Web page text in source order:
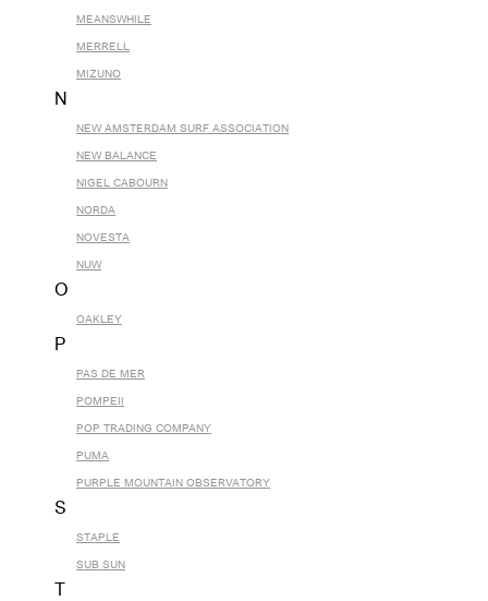
MEANSWHILE
MERRELL
MIZUNO
N
NEW AMSTERDAM SURF ASSOCIATION
NEW BALANCE
NIGEL CABOURN
NORDA
NOVESTA
NUW
O
OAKLEY
P
PAS DE MER
POMPEII
POP TRADING COMPANY
PUMA
PURPLE MOUNTAIN OBSERVATORY
S
STAPLE
SUB SUN